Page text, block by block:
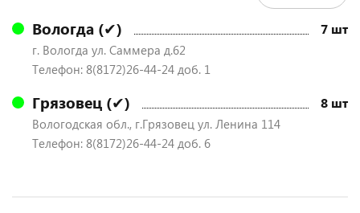
Вологда (✔) 7 шт
г. Вологда ул. Саммера д.62
Телефон: 8(8172)26-44-24 доб. 1
Грязовец (✔) 8 шт
Вологодская обл., г.Грязовец ул. Ленина 114
Телефон: 8(8172)26-44-24 доб. 6